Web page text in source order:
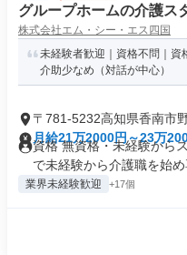
グループホームの介護ス
株式会社エム・シー・エス四国
未経験者歓迎｜資格不問｜
介助少なめ（対話が中心）
〒781-5232高知県香南市
月給21万2000円～23万
資格 無資格・未経験から
で未経験から介護職を始め
業界未経験歓迎 +17個